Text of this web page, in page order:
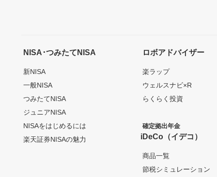
NISA･つみたてNISA
新NISA
一般NISA
つみたてNISA
ジュニアNISA
NISAをはじめるには
楽天証券NISAの魅力
ロボアドバイザー
楽ラップ
ウェルスナビ×R
らくらく投資
確定拠出年金
iDeCo（イデコ）
商品一覧
節税シミュレーション